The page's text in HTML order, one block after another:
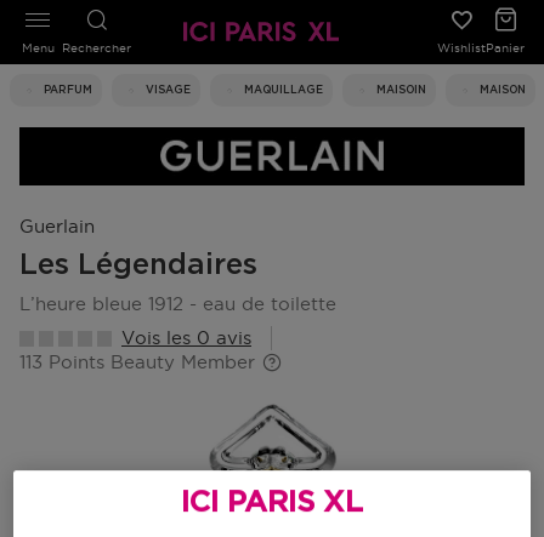
Rechercher WishlistPanier
PARFUM VISAGE MAQUILLAGE MAISOIN MAISON
Menu
Guerlain
Les Légendaires
l’heure bleue 1912 - eau de toilette
Vois les 0 avis
113 Points Beauty Member
ICI PARIS XL